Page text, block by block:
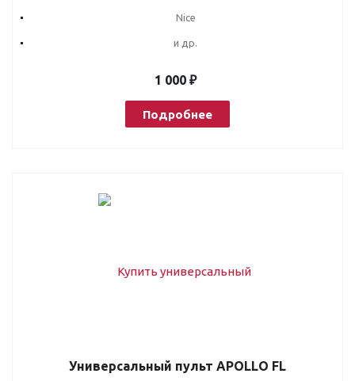
Nice
и др.
1 000 ₽
Подробнее
Универсальный пульт APOLLO FL